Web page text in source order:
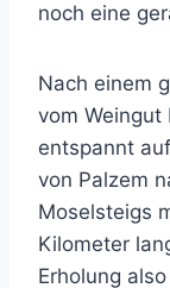
noch eine
Nach einem
vom Weingut
entspannt
von Palzem
Moselsteigs
Kilometer
Erholung